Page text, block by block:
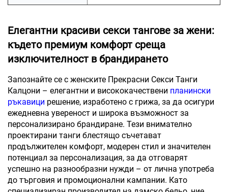
Елегантни красиви секси тангове за жени:
където премиум комфорт среща
изключителност в брандирането
Запознайте се с женските Прекрасни Секси Танги
Калцони – елегантни и висококачествени планински
ръкавици решение, изработено с грижа, за да осигури
ежедневна увереност и широка възможност за
персонализирано брандиране. Тези внимателно
проектирани танги блестящо съчетават
продължителен комфорт, модерен стил и значителен
потенциал за персонализация, за да отговарят
успешно на разнообразни нужди – от лична употреба
до търговия и промоционални кампании. Като